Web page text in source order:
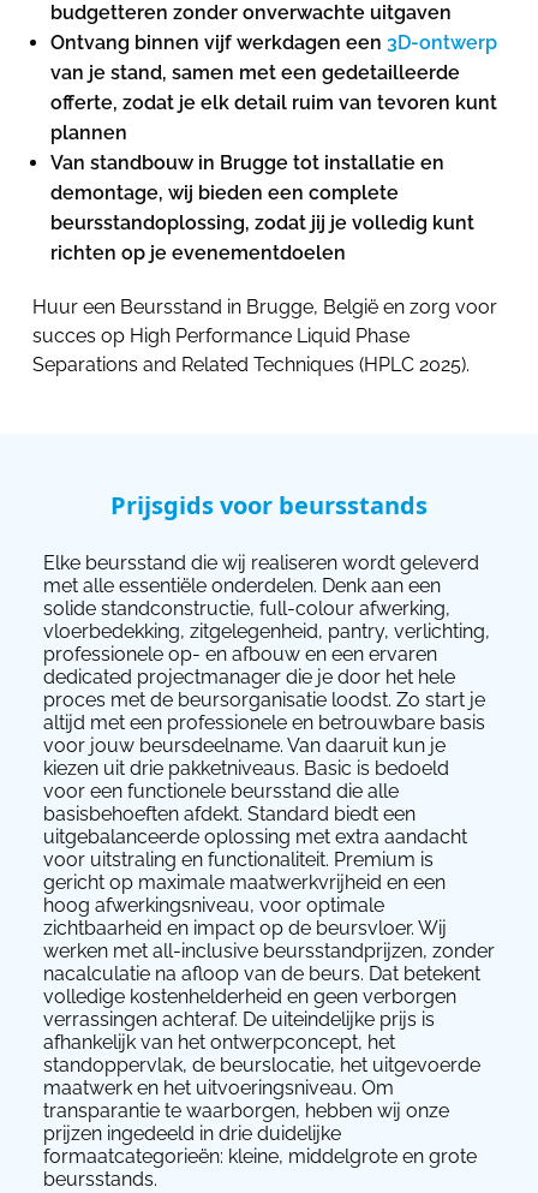
budgetteren zonder onverwachte uitgaven
Ontvang binnen vijf werkdagen een 3D-ontwerp
van je stand, samen met een gedetailleerde
offerte, zodat je elk detail ruim van tevoren kunt
plannen
Van standbouw in Brugge tot installatie en
demontage, wij bieden een complete
beursstandoplossing, zodat jij je volledig kunt
richten op je evenementdoelen
Huur een Beursstand in Brugge, België en zorg voor
succes op High Performance Liquid Phase
Separations and Related Techniques (HPLC 2025).
Prijsgids voor beursstands
Elke beursstand die wij realiseren wordt geleverd
met alle essentiële onderdelen. Denk aan een
solide standconstructie, full-colour afwerking,
vloerbedekking, zitgelegenheid, pantry, verlichting,
professionele op- en afbouw en een ervaren
dedicated projectmanager die je door het hele
proces met de beursorganisatie loodst. Zo start je
altijd met een professionele en betrouwbare basis
voor jouw beursdeelname. Van daaruit kun je
kiezen uit drie pakketniveaus. Basic is bedoeld
voor een functionele beursstand die alle
basisbehoeften afdekt. Standard biedt een
uitgebalanceerde oplossing met extra aandacht
voor uitstraling en functionaliteit. Premium is
gericht op maximale maatwerkvrijheid en een
hoog afwerkingsniveau, voor optimale
zichtbaarheid en impact op de beursvloer. Wij
werken met all-inclusive beursstandprijzen, zonder
nacalculatie na afloop van de beurs. Dat betekent
volledige kostenhelderheid en geen verborgen
verrassingen achteraf. De uiteindelijke prijs is
afhankelijk van het ontwerpconcept, het
standoppervlak, de beurslocatie, het uitgevoerde
maatwerk en het uitvoeringsniveau. Om
transparantie te waarborgen, hebben wij onze
prijzen ingedeeld in drie duidelijke
formaatcategorieën: kleine, middelgrote en grote
beursstands.